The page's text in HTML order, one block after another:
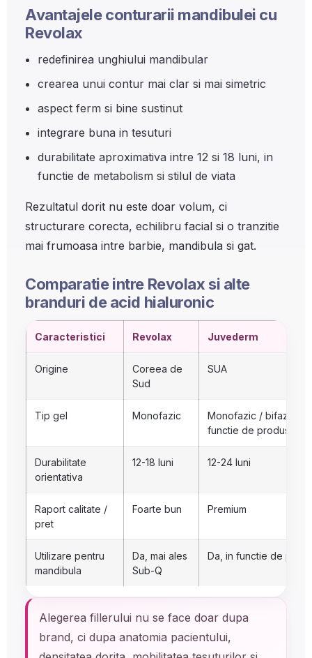
Avantajele conturarii mandibulei cu
Revolax
redefinirea unghiului mandibular
crearea unui contur mai clar si mai simetric
aspect ferm si bine sustinut
integrare buna in tesuturi
durabilitate aproximativa intre 12 si 18 luni, in
functie de metabolism si stilul de viata
Rezultatul dorit nu este doar volum, ci
structurare corecta, echilibru facial si o tranzitie
mai frumoasa intre barbie, mandibula si gat.
Comparatie intre Revolax si alte
branduri de acid hialuronic
Caracteristici Revolax Juvederm
Origine
Coreea de
Sud
SUA
Tip gel Monofazic
Monofazic / bifazic in
functie de produs
Durabilitate
orientativa
12-18 luni 12-24 luni
Raport calitate /
pret
Foarte bun Premium
Utilizare pentru
mandibula
Da, mai ales
Sub-Q
Da, in functie de
Alegerea fillerului nu se face doar dupa
brand, ci dupa anatomia pacientului,